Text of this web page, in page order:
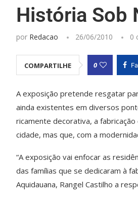
História Sob
por Redacao 26/06/2010 0
COMPARTILHE 0
A exposição pretende resgatar
ainda existentes em diversos
ricamente decorativa, a
cidade, mas que, com a
“A exposição vai enfocar as
das famílias que se dedicaram à
Aquidauana, Rangel Castilho a